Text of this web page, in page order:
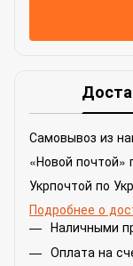
Самовывоз из
«Новой почтой»
Укрпочтой по
Подробнее о
Наличными
Оплата на